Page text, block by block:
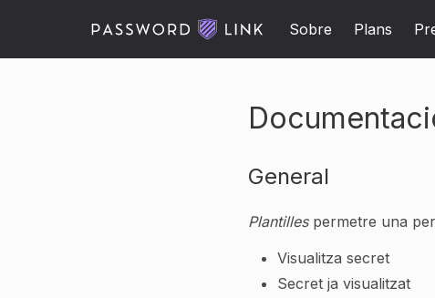
Sobre Plans
General
Plantillespermetre una
Visualitza secret
Secret ja visualitzat